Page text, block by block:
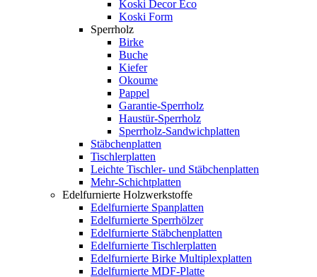
Koski Decor Eco
Koski Form
Sperrholz
Birke
Buche
Kiefer
Okoume
Pappel
Garantie-Sperrholz
Haustür-Sperrholz
Sperrholz-Sandwichplatten
Stäbchenplatten
Tischlerplatten
Leichte Tischler- und Stäbchenplatten
Mehr-Schichtplatten
Edelfurnierte Holzwerkstoffe
Edelfurnierte Spanplatten
Edelfurnierte Sperrhölzer
Edelfurnierte Stäbchenplatten
Edelfurnierte Tischlerplatten
Edelfurnierte Birke Multiplexplatten
Edelfurnierte MDF-Platte